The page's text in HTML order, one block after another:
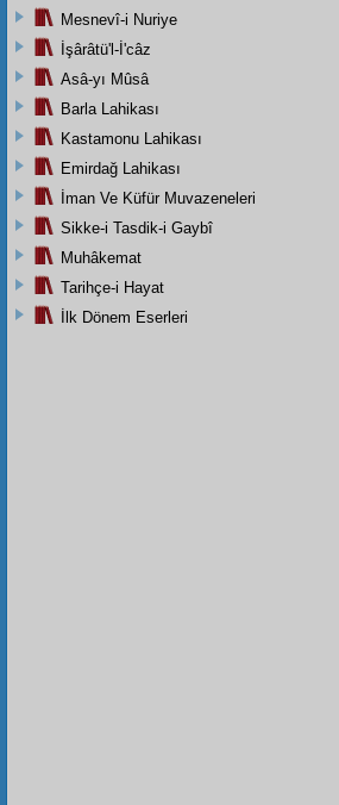
Mesnevî-i Nuriye
İşârâtü'l-İ'câz
Asâ-yı Mûsâ
Barla Lahikası
Kastamonu Lahikası
Emirdağ Lahikası
İman Ve Küfür Muvazeneleri
Sikke-i Tasdik-i Gaybî
Muhâkemat
Tarihçe-i Hayat
İlk Dönem Eserleri